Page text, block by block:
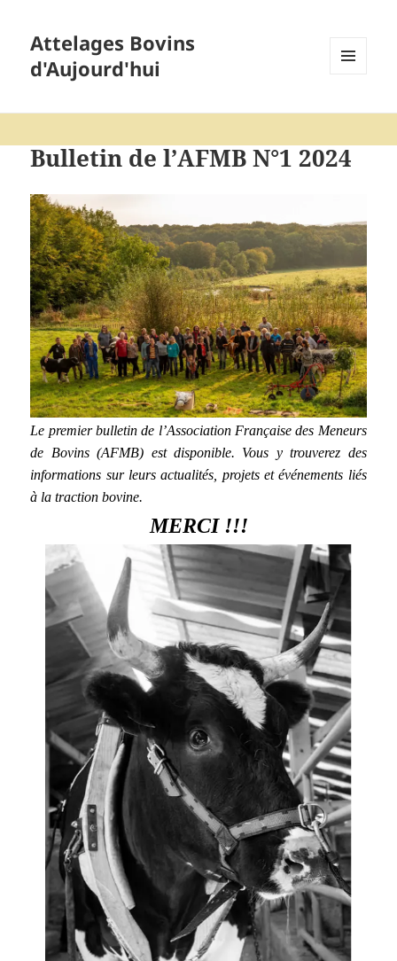
Attelages Bovins
d'Aujourd'hui
WIDGETS
Bulletin de l’AFMB N°1 2024
Le premier bulletin de l’Association Française des Meneurs
de Bovins (AFMB) est disponible. Vous y trouverez des
informations sur leurs actualités, projets et événements liés
à la traction bovine.
MERCI !!!